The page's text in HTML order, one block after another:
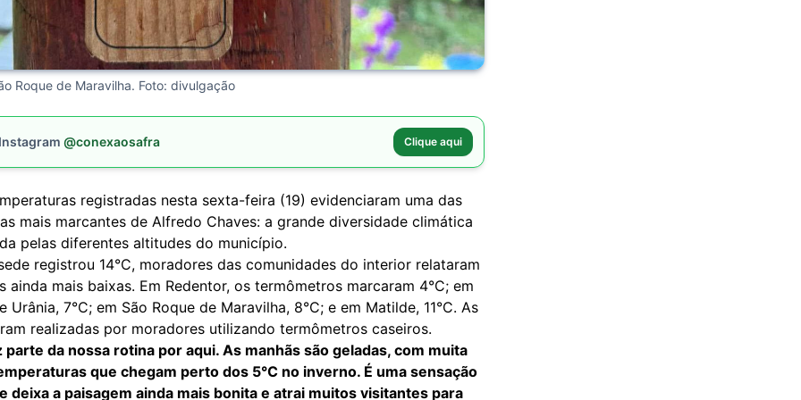
Roque de Maravilha. Foto: divulgação
@conexaosafra Clique aqui
registradas nesta sexta-feira (19) evidenciaram uma das
mais marcantes de Alfredo Chaves: a grande diversidade climática
pelas diferentes altitudes do município.
registrou 14°C, moradores das comunidades do interior relataram
ainda mais baixas. Em Redentor, os termômetros marcaram 4°C; em
Urânia, 7°C; em São Roque de Maravilha, 8°C; e em Matilde, 11°C. As
realizadas por moradores utilizando termômetros caseiros.
parte da nossa rotina por aqui. As manhãs são geladas, com muita
que chegam perto dos 5°C no inverno. É uma sensação
deixa a paisagem ainda mais bonita e atrai muitos visitantes para